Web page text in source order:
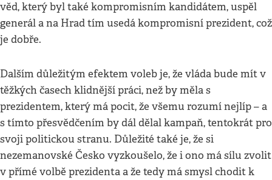
věd, který byl také kompromisním kandidátem, uspěl
generál a na Hrad tím usedá kompromisní prezident, což
je dobře.
Dalším důležitým efektem voleb je, že vláda bude mít v
těžkých časech klidnější práci, než by měla s
prezidentem, který má pocit, že všemu rozumí nejlíp – a
s tímto přesvědčením by dál dělal kampaň, tentokrát pro
svoji politickou stranu. Důležité také je, že si
nezemanovské Česko vyzkoušelo, že i ono má sílu zvolit
v přímé volbě prezidenta a že tedy má smysl chodit k